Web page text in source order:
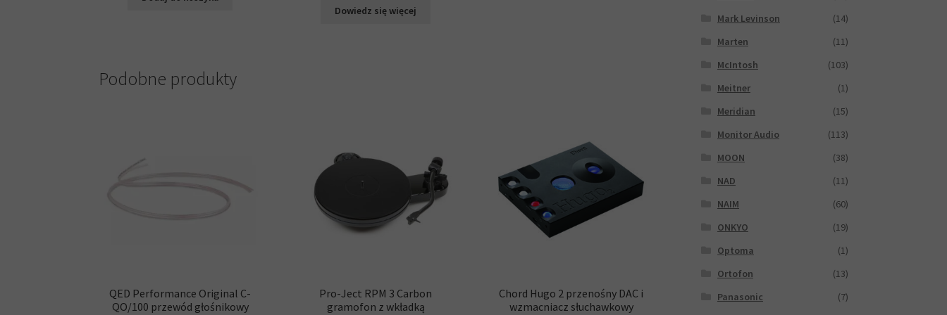
499,00 zł.
297,00 zł.
790,00 zł.
899,00 zł.
Dowiedz się więcej
Podobne produkty
QED Performance Original C-
QO/100 przewód głośnikowy
Pro-Ject RPM 3 Carbon
gramofon z wkładką
Chord Hugo 2 przenośny DAC i
wzmacniacz słuchawkowy
Mark Levinson
(14)
Marten
(11)
McIntosh
(103)
Meitner
(1)
Meridian
(15)
Monitor Audio
(113)
MOON
(38)
NAD
(11)
NAIM
(60)
ONKYO
(19)
Optoma
(1)
Ortofon
(13)
Panasonic
(7)